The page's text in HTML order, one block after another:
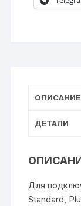
а
ОПИСАНИЕ
ДЕТАЛИ
Для
Standard,